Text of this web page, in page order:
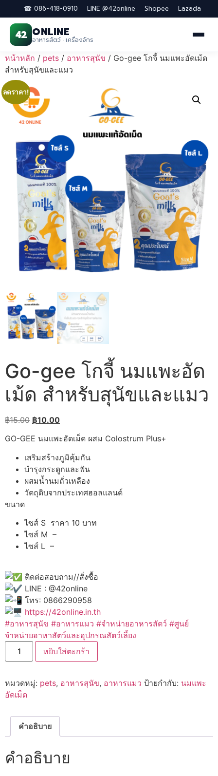
☎ 086-418-0910 LINE @42online Shopee Lazada
42 ONLINE
อาหารสัตว์ · เครื่องจักร
Skip
to
content
หน้าหลัก / pets / อาหารสุนัข / Go-gee โกจี้ นมแพะอัดเม้ด
สำหรับสุนัขและแมว
ลดราคา!
Go-gee โกจี้ นมแพะอัด
เม้ด สำหรับสุนัขและแมว
฿15.00 Original
was:
฿15.00.
฿10.00Current
is:
฿10.00.
GO-GEE นมแพะอัดเม็ด ผสม Colostrum Plus+
เสริมสร้างภูมิคุ้มกัน
บำรุงกระดูกและฟัน
ผสมน้ำนมถั่วเหลือง
วัตถุดิบจากประเทศฮอลแลนด์
ขนาด
ไซส์ S ราคา 10 บาท
ไซส์ M –
ไซส์ L –
ติดต่อสอบถาม//สั่งซื้อ
LINE : @42online
โทร: 0866290958
https://42online.in.th
#อาหารสุนัข #อาหารแมว #จำหน่ายอาหารสัตว์ #ศูนย์
จำหน่ายอาหาสัตว์และอุปกรณสัตว์เลี้ยง
จำนวน
Go-
gee
นม
แพะ
อัด
สำหรับ
แมว
หยิบใส่ตะกร้า
หมวดหมู่: pets, อาหารสุนัข, อาหารแมว ป้ายกำกับ: นมแพะ
อัดเม็ด
คำอธิบาย
คำอธิบาย